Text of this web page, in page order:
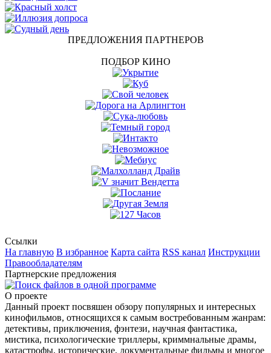
ПРЕДЛОЖЕНИЯ ПАРТНЕРОВ
ПОДБОР КИНО
Ссылки
На главную В избранное Карта сайта RSS канал Инструкции
Правообладателям
Партнерские предложения
О проекте
Данный проект посвяшен обзору популярных и интересных
кинофильмов, относящихся к самым востребованным жанрам:
детективы, приключения, фэнтези, научная фантастика,
мистика, психологические триллеры, криммнальные драмы,
катастрофы, исторические, документальные фильмы и многое